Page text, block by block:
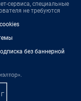
сервиса, специальные
не требуются
без баннерной